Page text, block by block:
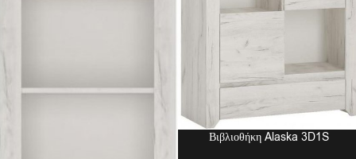
Βιβλιοθήκη Alaska 3D1S